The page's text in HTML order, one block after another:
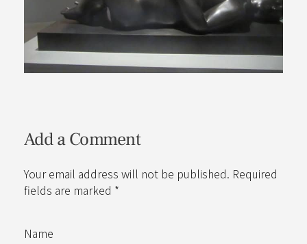
Add a Comment
Your email address will not be published. Required
fields are marked *
Name